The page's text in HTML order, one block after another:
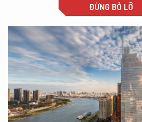
ĐỪNG BỎ LỠ